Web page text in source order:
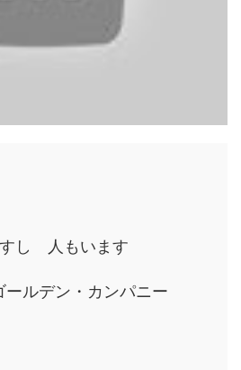
し 人もいます
ルデン・カンパニー